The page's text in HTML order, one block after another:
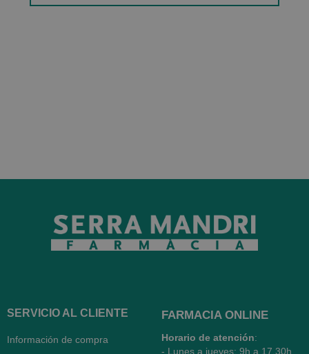
SERVICIO AL CLIENTE
Información de compra
FARMACIA ONLINE
Horario de atención:
- Lunes a jueves: 9h a 17.30h